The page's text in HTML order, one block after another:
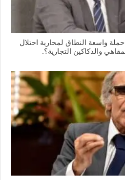
واسعة النطاق لمحاربة احتلال
والدكاكين التجارية؟.